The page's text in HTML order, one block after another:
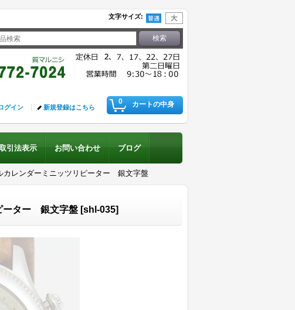
文字サイズ:
0 カートの中身
グイン 新規登録はこちら
引法表示 お問い合わせ ブログ
レンダーミニッツリピーター 銀文字盤
ーター 銀文字盤 [shl-035]